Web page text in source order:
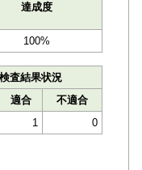
達成度
100%
査結果状況
適合
不適合
1 0